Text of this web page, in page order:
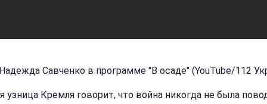
Савченко в программе "В осаде" (YouTube/112
Кремля говорит, что война никогда не была